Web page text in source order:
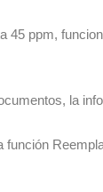
ppm,
la